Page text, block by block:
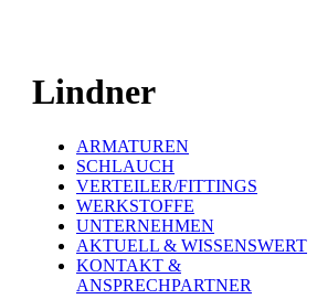
Lindner
ARMATUREN
SCHLAUCH
VERTEILER/FITTINGS
WERKSTOFFE
UNTERNEHMEN
AKTUELL & WISSENSWERT
KONTAKT &
ANSPRECHPARTNER